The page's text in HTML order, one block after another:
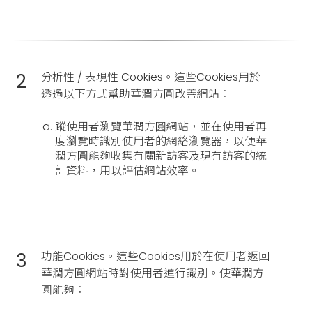
2
分析性 / 表現性 Cookies。這些Cookies用於
透過以下方式幫助華潤方圓改善網站︰
蹤使用者瀏覽華潤方圓網站，並在使用者再
度瀏覽時識別使用者的網絡瀏覽器，以便華
潤方圓能夠收集有關新訪客及現有訪客的統
計資料，用以評估網站效率。
3
功能Cookies。這些Cookies用於在使用者返回
華潤方圓網站時對使用者進行識別。使華潤方
圓能夠︰